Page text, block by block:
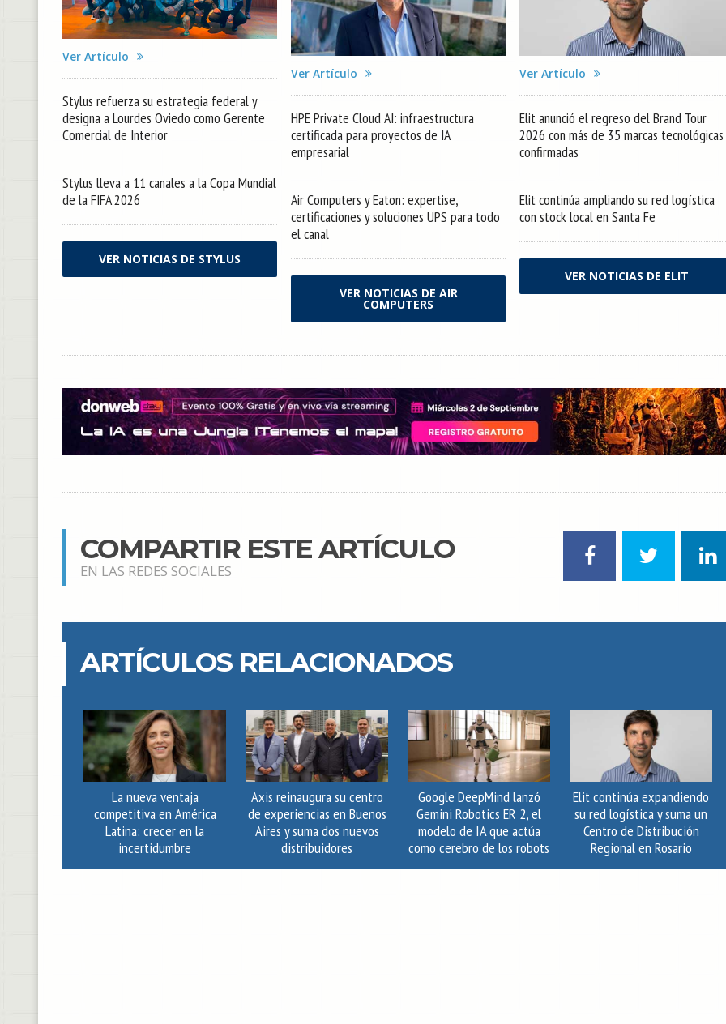
Ver Artículo
Stylus refuerza su estrategia federal y
designa a Lourdes Oviedo como Gerente
Comercial de Interior
Stylus lleva a 11 canales a la Copa Mundial
de la FIFA 2026
VER NOTICIAS DE STYLUS
Ver Artículo
HPE Private Cloud AI: infraestructura
certificada para proyectos de IA
empresarial
Air Computers y Eaton: expertise,
certificaciones y soluciones UPS para todo
el canal
VER NOTICIAS DE AIR
COMPUTERS
Ver Artículo
Elit anunció el regreso del Brand Tour
2026 con más de 35 marcas tecnológicas
confirmadas
Elit continúa ampliando su red logística
con stock local en Santa Fe
VER NOTICIAS DE ELIT
COMPARTIR ESTE ARTÍCULO
EN LAS REDES SOCIALES
ARTÍCULOS RELACIONADOS
La nueva ventaja
competitiva en América
Latina: crecer en la
incertidumbre
Axis reinaugura su centro
de experiencias en Buenos
Aires y suma dos nuevos
distribuidores
Google DeepMind lanzó
Gemini Robotics ER 2, el
modelo de IA que actúa
como cerebro de los robots
Elit continúa expandiendo
su red logística y suma un
Centro de Distribución
Regional en Rosario